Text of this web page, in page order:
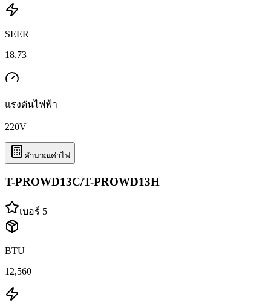
SEER
18.73
แรงดันไฟฟ้า
220V
คำนวณค่าไฟ
T-PROWD13C/T-PROWD13H
เบอร์ 5
BTU
12,560